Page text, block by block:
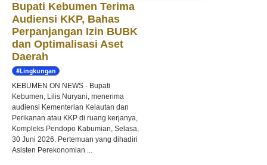
Bupati Kebumen Terima
Audiensi KKP, Bahas
Perpanjangan Izin BUBK
dan Optimalisasi Aset
Daerah
#Lingkungan
KEBUMEN ON NEWS - Bupati
Kebumen, Lilis Nuryani, menerima
audiensi Kementerian Kelautan dan
Perikanan atau KKP di ruang kerjanya,
Kompleks Pendopo Kabumian, Selasa,
30 Juni 2026. Pertemuan yang dihadiri
Asisten Perekonomian ...